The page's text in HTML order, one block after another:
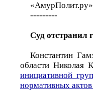
---------
Суд отстранил
Константин
области Николая
инициативной
нормативных